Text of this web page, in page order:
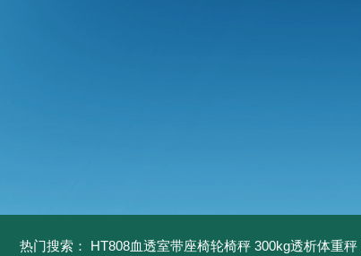
热门搜索： HT808血透室带座椅轮椅秤 300kg透析体重秤